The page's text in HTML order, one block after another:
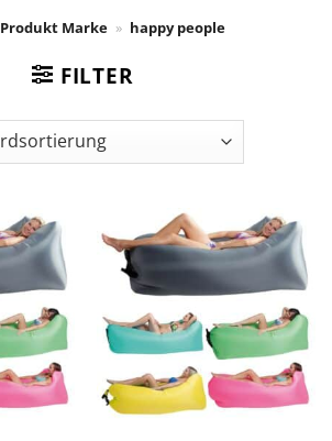
Produkt Marke » happy people
FILTER